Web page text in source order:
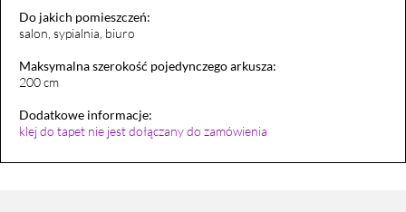
Do jakich pomieszczeń:
salon, sypialnia, biuro
Maksymalna szerokość pojedynczego arkusza:
200 cm
Dodatkowe informacje:
klej do tapet nie jest dołączany do zamówienia